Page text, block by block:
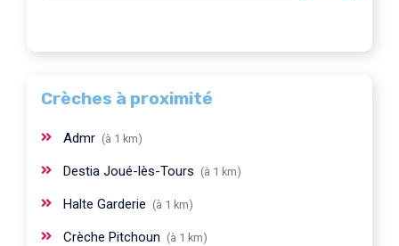
Crèches à proximité
Admr (à 1 km)
Destia Joué-lès-Tours (à 1 km)
Halte Garderie (à 1 km)
Crèche Pitchoun (à 1 km)